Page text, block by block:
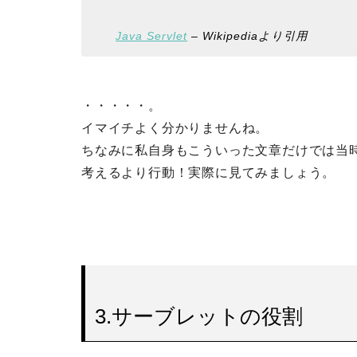
Java Servlet – Wikipediaより引用
・・・・・。
イマイチよく分かりませんね。
ちなみに私自身もこういった文章だけでは当
考えるより行動！実際に見てみましょう。
3.サーブレットの役割